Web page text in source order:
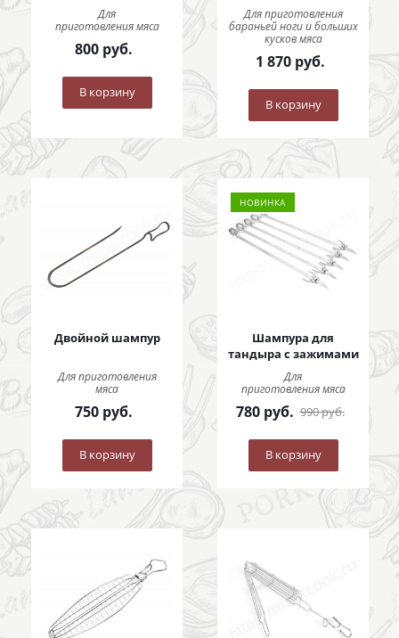
Для
приготовления мяса
800 руб.
В корзину
Для приготовления
бараньей ноги и больших
кусков мяса
1 870руб.
В корзину
Двойной шампур
Для приготовления
мяса
750 руб.
В корзину
НОВИНКА
Шампура для
тандыра с зажимами
Для
приготовления мяса
780руб. 990руб.
В корзину